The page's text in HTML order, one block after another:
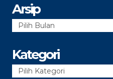
Arsip
Arsip
Kategori
Kategori